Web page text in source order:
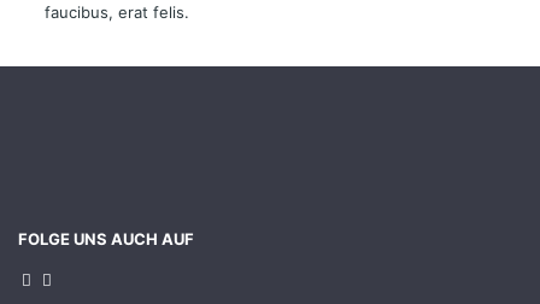
faucibus, erat felis.
FOLGE UNS AUCH AUF